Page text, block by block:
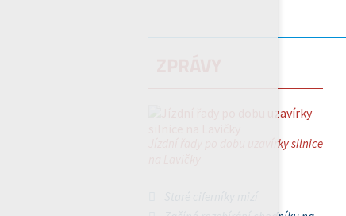
Jízdní řady po dobu uzavírky silnice